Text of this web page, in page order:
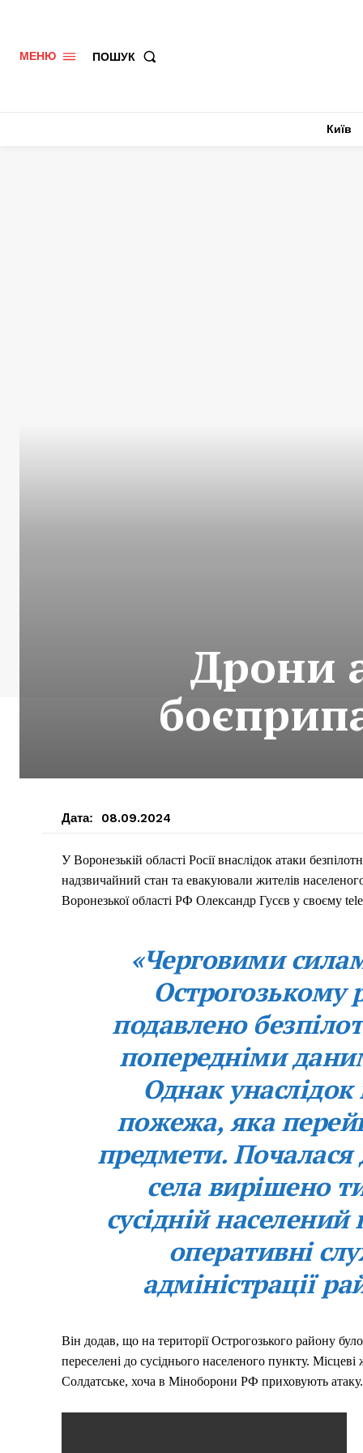
МЕНЮ ПОШУК
Київ
Дрони
Дата: 08.09.2024
У Воронезькій області Росії внаслідок атаки
надзвичайний стан та евакуювали жителів
Воронезької області РФ Олександр Гусєв у своєму
«Черговими
Острогозькому
подавлено
попередніми
Однак
пожежа, яка
предмети. Почалася
села вирішено
сусідній
оперативні
адміністрації
Він додав, що на території Острогозького району
переселені до сусіднього населеного пункту.
Солдатське, хоча в Міноборони РФ приховують атаку.